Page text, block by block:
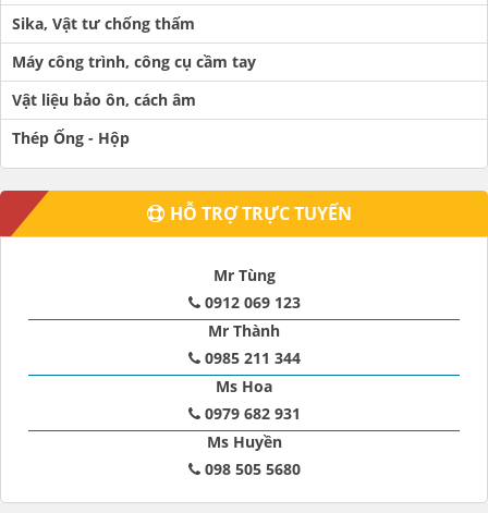
Sika, Vật tư chống thấm
Máy công trình, công cụ cầm tay
Vật liệu bảo ôn, cách âm
Thép Ống - Hộp
HỖ TRỢ TRỰC TUYẾN
Mr Tùng
0912 069 123
Mr Thành
0985 211 344
Ms Hoa
0979 682 931
Ms Huyền
098 505 5680